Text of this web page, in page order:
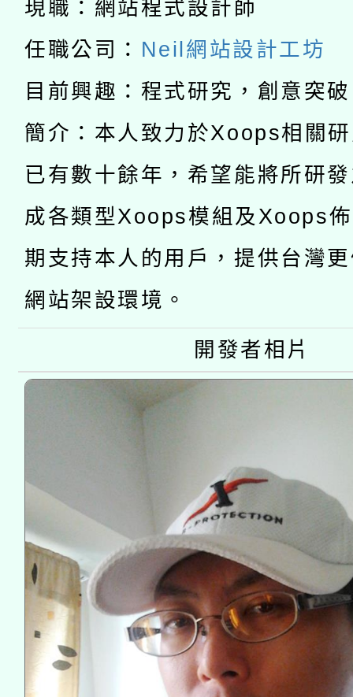
暨閱讀推動專業研習
礎課程
A3數位素養講師名單
「數位內容與教學軟體
pilot」
有關大陸委員會函釋公
薪期間赴陸應申請許可
轉知經濟部水利署委託
業技術研究院辦理「
用水績優單位及節水達
動」
115年8月22日(星期六
桃園市孔廟祈福系列
開 智慧啟航」
2026年桃園地景藝術
現職：網站程式設計師
任職公司： Neil網站設計工坊
目前興趣：程式研究，創意突
簡介：本人致力於Xoops相關
已有數十餘年，希望能將所研
成各類型Xoops模組及Xoops
期支持本人的用戶，提供台灣
網站架設環境。
開發者相片